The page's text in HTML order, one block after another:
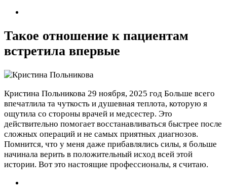
Такое отношение к пациентам
встретила впервые
Кристина Польникова 29 ноября, 2025 год Больше всего
впечатлила та чуткость и душевная теплота, которую я
ощутила со стороны врачей и медсестер. Это
действительно помогает восстанавливаться быстрее после
сложных операций и не самых приятных диагнозов.
Помнится, что у меня даже прибавлялись силы, я больше
начинала верить в положительный исход всей этой
истории. Вот это настоящие профессионалы, я считаю.